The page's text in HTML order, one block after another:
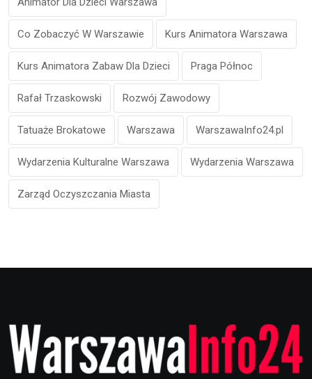
Co Zobaczyć W Warszawie Kurs Animatora Warszawa
Kurs Animatora Zabaw Dla Dzieci Praga Północ
Rafał Trzaskowski Rozwój Zawodowy
Tatuaże Brokatowe Warszawa WarszawaInfo24.pl
Wydarzenia Kulturalne Warszawa Wydarzenia Warszawa
Zarząd Oczyszczania Miasta